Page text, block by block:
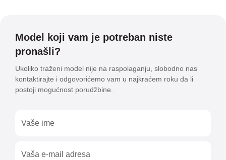
Model koji vam je potreban niste
pronašli?
Ukoliko traženi model nije na raspolaganju, slobodno nas
kontaktirajte i odgovorićemo vam u najkraćem roku da li
postoji mogućnost porudžbine.